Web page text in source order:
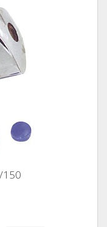
150